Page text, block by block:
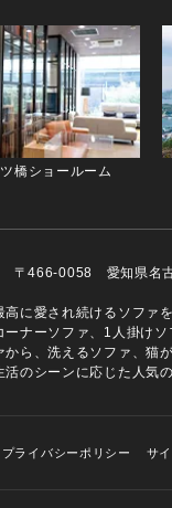
橋ショールーム
〒466-0058 愛知県名
高に愛され続けるソフ
ーナーソファ、1人掛け
から、洗えるソファ、猫
活のシーンに応じた人気
プライバシーポリシー サ